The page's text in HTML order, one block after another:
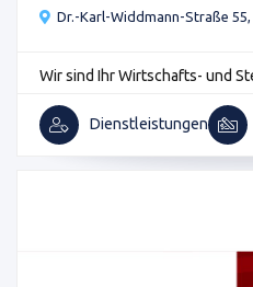
Dr.-Karl-Widdmann-Straße 55,
Wir sind Ihr Wirtschafts- und
Dienstleistungen